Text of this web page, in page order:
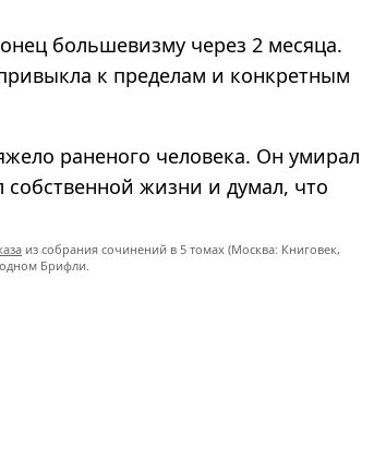
большевизму через 2 месяца.
к пределам и конкретным
раненого человека. Он умирал
жизни и думал, что
из собрания сочинений в 5 томах (Москва: Книговек,
Брифли.